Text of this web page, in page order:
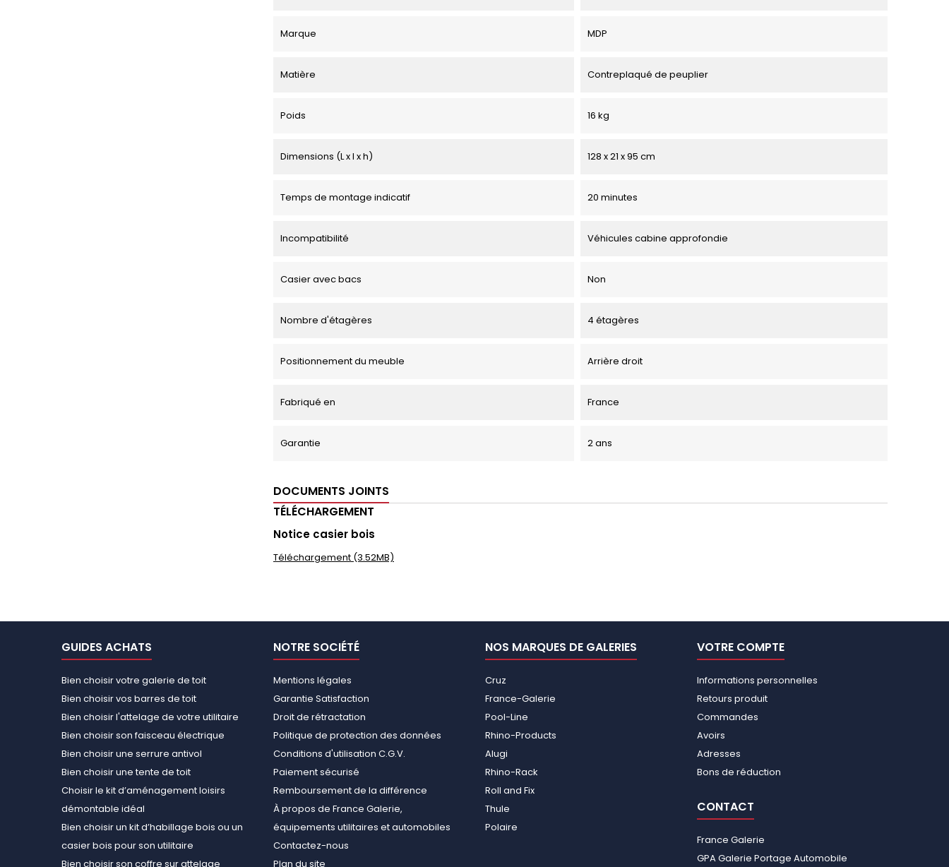
Marque MDP
Matière Contreplaqué de peuplier
Poids 16 kg
Dimensions (L x l x h) 128 x 21 x 95 cm
Temps de montage indicatif 20 minutes
Incompatibilité Véhicules cabine approfondie
Casier avec bacs Non
Nombre d'étagères 4 étagères
Positionnement du meuble Arrière droit
Fabriqué en France
Garantie 2 ans
DOCUMENTS JOINTS
TÉLÉCHARGEMENT
Notice casier bois
Téléchargement (3.52MB)
GUIDES ACHATS
Bien choisir votre galerie de toit
Bien choisir vos barres de toit
Bien choisir l'attelage de votre utilitaire
Bien choisir son faisceau électrique
Bien choisir une serrure antivol
Bien choisir une tente de toit
Choisir le kit d’aménagement loisirs
démontable idéal
Bien choisir un kit d’habillage bois ou un
casier bois pour son utilitaire
Bien choisir son coffre sur attelage
NOTRE SOCIÉTÉ
Mentions légales
Garantie Satisfaction
Droit de rétractation
Politique de protection des données
Conditions d'utilisation C.G.V.
Paiement sécurisé
Remboursement de la différence
À propos de France Galerie,
équipements utilitaires et automobiles
Contactez-nous
Plan du site
NOS MARQUES DE GALERIES
Cruz
France-Galerie
Pool-Line
Rhino-Products
Alugi
Rhino-Rack
Roll and Fix
Thule
Polaire
VOTRE COMPTE
Informations personnelles
Retours produit
Commandes
Avoirs
Adresses
Bons de réduction
CONTACT
France Galerie
GPA Galerie Portage Automobile